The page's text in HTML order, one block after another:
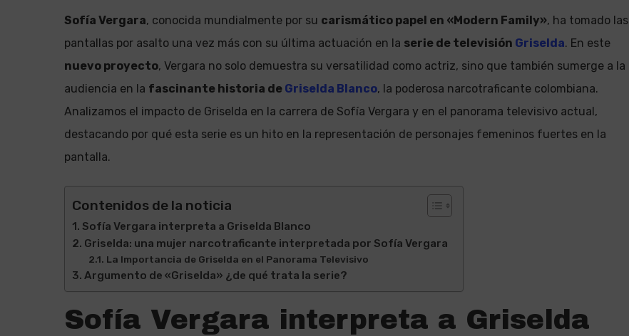
Pulsa enter para Buscar o la X para cerrar
Sofía Vergara, conocida mundialmente por su carismático papel en «Modern Family», ha tomado las
pantallas por asalto una vez más con su última actuación en la serie de televisión Griselda. En este
nuevo proyecto, Vergara no solo demuestra su versatilidad como actriz, sino que también sumerge a la
audiencia en la fascinante historia de Griselda Blanco, la poderosa narcotraficante colombiana.
Analizamos el impacto de Griselda en la carrera de Sofía Vergara y en el panorama televisivo actual,
destacando por qué esta serie es un hito en la representación de personajes femeninos fuertes en la
pantalla.
Contenidos de la noticia
Sofía Vergara interpreta a Griselda Blanco
Griselda: una mujer narcotraficante interpretada por Sofía Vergara
La Importancia de Griselda en el Panorama Televisivo
Argumento de «Griselda» ¿de qué trata la serie?
Sofía Vergara interpreta a Griselda